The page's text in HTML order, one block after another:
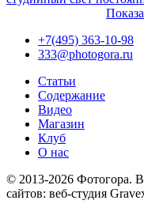
+7(495) 363-10-98
333@photogora.ru
Статьи
Содержание
Видео
Магазин
Клуб
О нас
© 2013-2026 Фотогора.
сайтов: веб-студия